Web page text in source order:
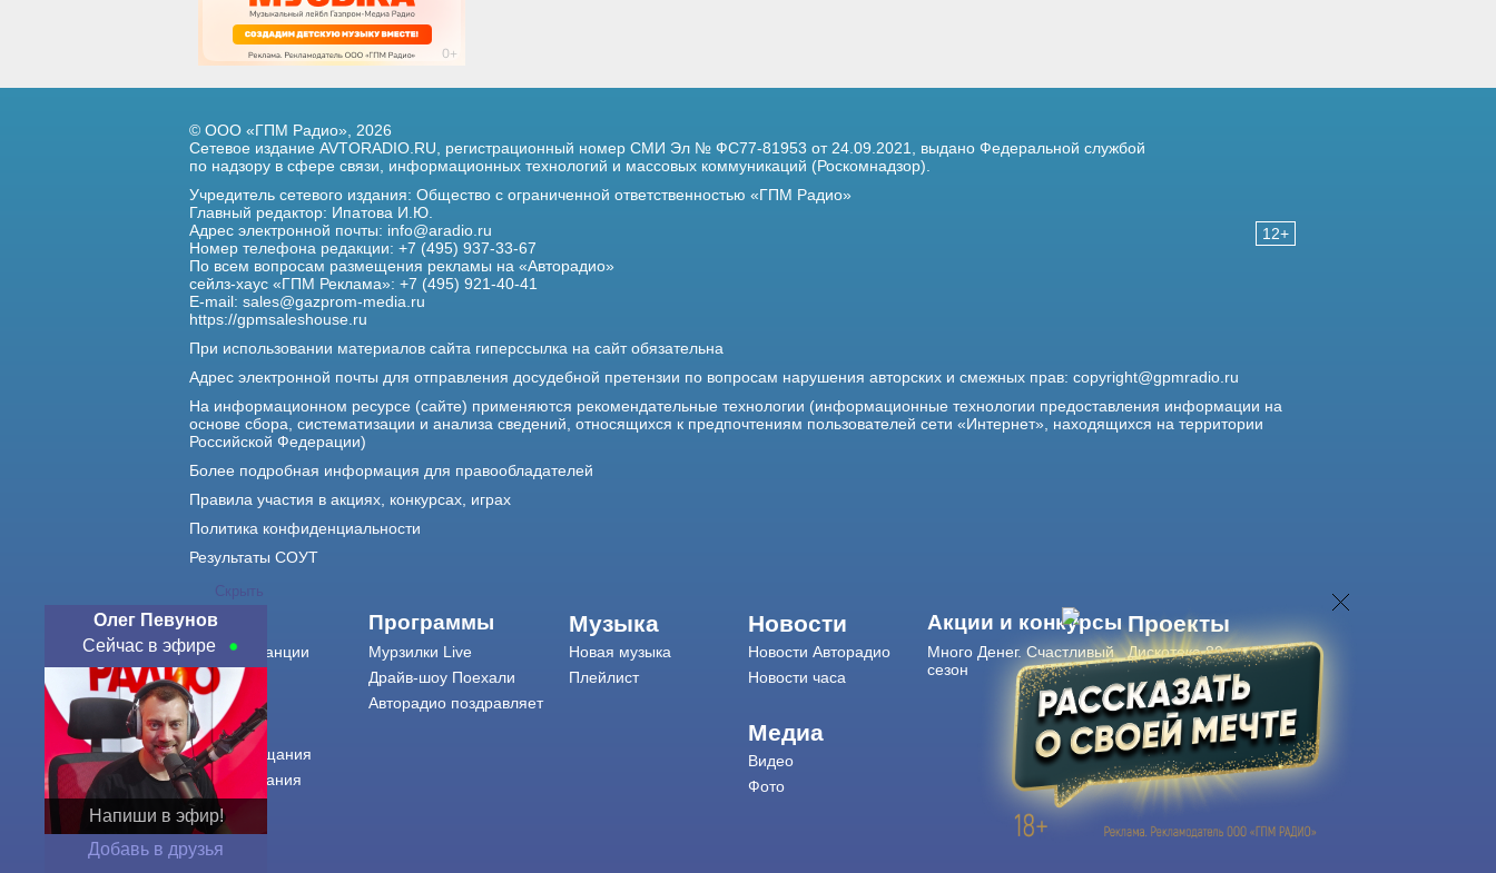
Скрыть
Олег Певунов
Сейчас в эфире
Напиши в эфир!
Добавь в друзья
12+
© ООО «ГПМ Радио», 2026
Сетевое издание AVTORADIO.RU, регистрационный номер СМИ Эл № ФС77-81953 от 24.09.2021, выдано Федеральной службой
по надзору в сфере связи, информационных технологий и массовых коммуникаций (Роскомнадзор).
Учредитель сетевого издания: Общество с ограниченной ответственностью «ГПМ Радио»
Главный редактор: Ипатова И.Ю.
Адрес электронной почты: info@aradio.ru
Номер телефона редакции: +7 (495) 937-33-67
По всем вопросам размещения рекламы на «Авторадио»
сейлз-хаус «ГПМ Реклама»: +7 (495) 921-40-41
E-mail: sales@gazprom-media.ru
https://gpmsaleshouse.ru
При использовании материалов сайта гиперссылка на сайт обязательна
Адрес электронной почты для отправления досудебной претензии по вопросам нарушения авторских и смежных прав: copyright@gpmradio.ru
На информационном ресурсе (сайте) применяются рекомендательные технологии (информационные технологии предоставления информации на
основе сбора, систематизации и анализа сведений, относящихся к предпочтениям пользователей сети «Интернет», находящихся на территории
Российской Федерации)
Более подробная информация для правообладателей
Правила участия в акциях, конкурсах, играх
Политика конфиденциальности
Результаты СОУТ
О нас
О радиостанции
Команда
Контакты
Реклама
Города вещания
Сетка вещания
История
Оферта
Программы
Мурзилки Live
Драйв-шоу Поехали
Авторадио поздравляет
Музыка
Новая музыка
Плейлист
Новости
Новости Авторадио
Новости часа
Медиа
Видео
Фото
Акции и конкурсы
Много Денег. Счастливый
сезон
Проекты
Дискотека 80-х
Живые концерты
Журнал Авторадио
Авторадиов смартфоне